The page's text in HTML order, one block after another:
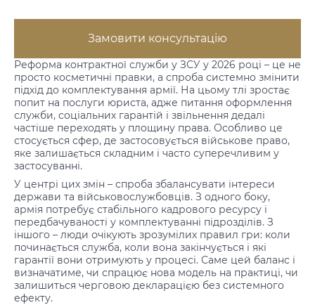
Реформа контрактної служби у ЗСУ у 2026 році – це не
просто косметичні правки, а спроба системно змінити
підхід до комплектування армії. На цьому тлі зростає
попит на послуги юриста, адже питання оформлення
служби, соціальних гарантій і звільнення дедалі
частіше переходять у площину права. Особливо це
стосується сфер, де застосовується військове право,
яке залишається складним і часто суперечливим у
застосуванні.
У центрі цих змін – спроба збалансувати інтереси
держави та військовослужбовців. З одного боку,
армія потребує стабільного кадрового ресурсу і
передбачуваності у комплектуванні підрозділів. З
іншого – люди очікують зрозумілих правил гри: коли
починається служба, коли вона закінчується і які
гарантії вони отримують у процесі. Саме цей баланс і
визначатиме, чи спрацює нова модель на практиці, чи
залишиться черговою декларацією без системного
ефекту.
Замовити консультацію